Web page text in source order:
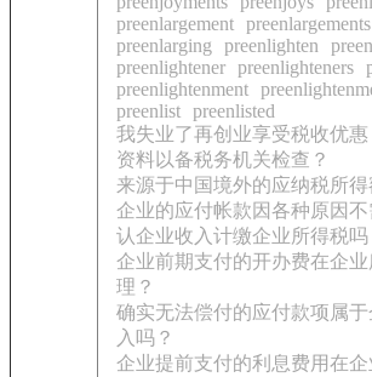
preenlargement preenlargements
preenlarging
preenlighten
preenlightener preenlighteners
preenlightenment
preenlist preenlisted
我失业了再创业享受税收优
资料以备税务机关检查？
来源于中国境外的应纳税所得
企业的应付帐款因各种原因
认企业收入计缴企业所得税吗
企业前期支付的开办费在企
理？
确实无法偿付的应付款项属
入吗？
企业提前支付的利息费用在